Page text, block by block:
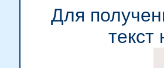
Для
текст